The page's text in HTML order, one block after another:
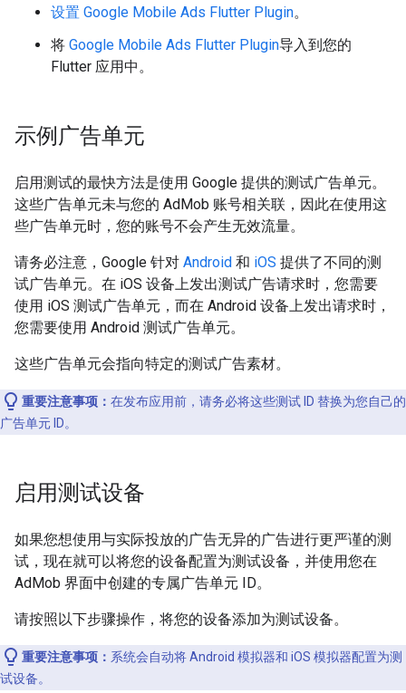
设置 Google Mobile Ads Flutter Plugin。
将 Google Mobile Ads Flutter Plugin导入到您的
Flutter 应用中。
示例广告单元
启用测试的最快方法是使用 Google 提供的测试广告单元。
这些广告单元未与您的 AdMob 账号相关联，因此在使用这
些广告单元时，您的账号不会产生无效流量。
请务必注意，Google 针对 Android 和 iOS 提供了不同的测
试广告单元。在 iOS 设备上发出测试广告请求时，您需要
使用 iOS 测试广告单元，而在 Android 设备上发出请求时，
您需要使用 Android 测试广告单元。
这些广告单元会指向特定的测试广告素材。
重要注意事项： 在发布应用前，请务必将这些测试 ID 替换为您自己的
广告单元 ID。
启用测试设备
如果您想使用与实际投放的广告无异的广告进行更严谨的测
试，现在就可以将您的设备配置为测试设备，并使用您在
AdMob 界面中创建的专属广告单元 ID。
请按照以下步骤操作，将您的设备添加为测试设备。
重要注意事项： 系统会自动将 Android 模拟器和 iOS 模拟器配置为测
试设备。